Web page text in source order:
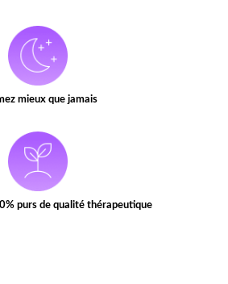
mieux que jamais
purs de qualité thérapeutique